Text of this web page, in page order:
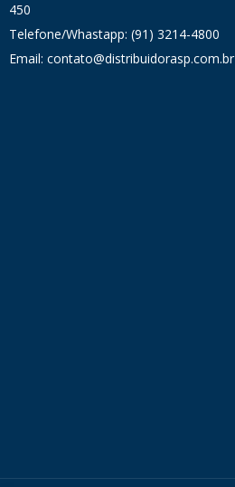
450
Telefone/Whastapp: (91) 3214-4800
Email: contato@distribuidorasp.com.br